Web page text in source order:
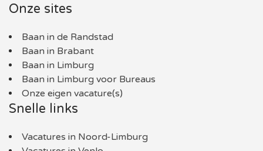
baaninlimburg.nl
BaaninLimburgNL
baaninlimburg.nl
Onze sites
Baan in de Randstad
Baan in Brabant
Baan in Limburg
Baan in Limburg voor Bureaus
Onze eigen vacature(s)
Snelle links
Vacatures in Noord-Limburg